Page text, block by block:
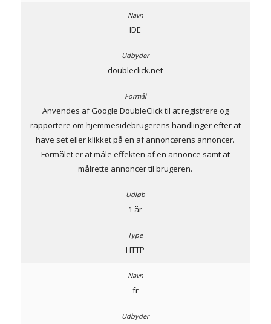
IDE
doubleclick.net
Anvendes af Google DoubleClick til at registrere og
rapportere om hjemmesidebrugerens handlinger efter at
have set eller klikket på en af annoncørens annoncer.
Formålet er at måle effekten af en annonce samt at
målrette annoncer til brugeren.
1 år
HTTP
fr